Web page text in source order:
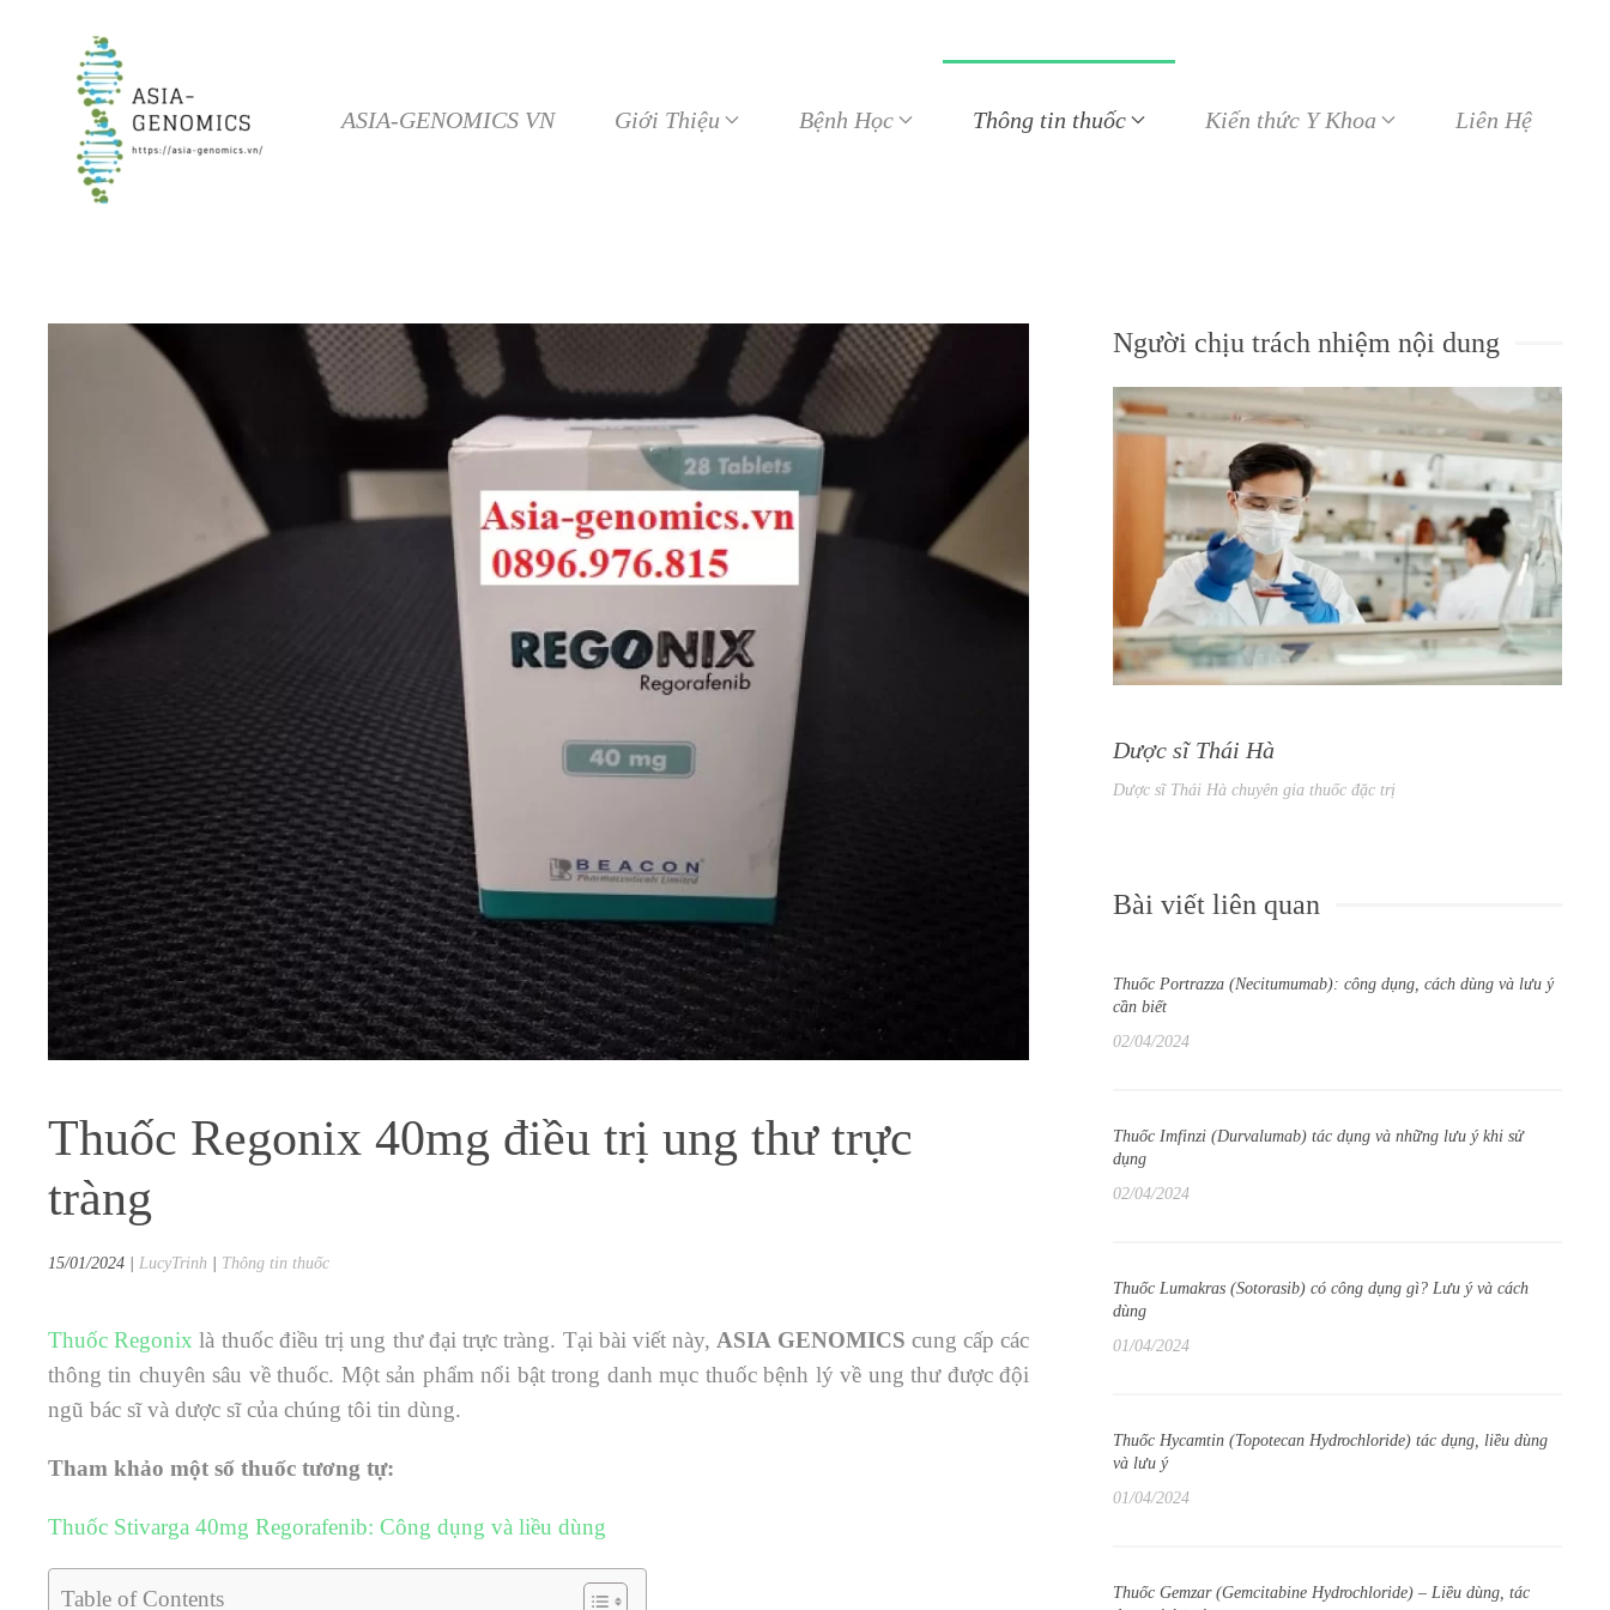
Skip to main content
ASIA-GENOMICS VN Giới Thiệu Bệnh Học Thông tin thuốc Kiến thức Y Khoa Liên Hệ
Thuốc Regonix 40mg điều trị ung thư trực
tràng
15/01/2024 | LucyTrinh | Thông tin thuốc
ThuốcRegonix là thuốc điều trị ung thư đại trực tràng. Tại bài viết này, ASIA GENOMICS cung cấp các
thông tin chuyên sâu về thuốc. Một sản phẩm nổi bật trong danh mục thuốc bệnh lý về ung thư được đội
ngũ bác sĩ và dược sĩ của chúng tôi tin dùng.
Tham khảo một số thuốc tương tự:
Thuốc Stivarga 40mg Regorafenib: Công dụng và liều dùng
Table of Contents
Người chịu trách nhiệm nội dung
Dược sĩ Thái Hà
Dược sĩ Thái Hà chuyên gia thuốc đặc trị
Bài viết liên quan
Thuốc Portrazza (Necitumumab): công dụng, cách dùng và lưu ý
cần biết
02/04/2024
Thuốc Imfinzi (Durvalumab) tác dụng và những lưu ý khi sử
dụng
02/04/2024
Thuốc Lumakras (Sotorasib) có công dụng gì? Lưu ý và cách
dùng
01/04/2024
Thuốc Hycamtin (Topotecan Hydrochloride) tác dụng, liều dùng
và lưu ý
01/04/2024
Thuốc Gemzar (Gemcitabine Hydrochloride) – Liều dùng, tác